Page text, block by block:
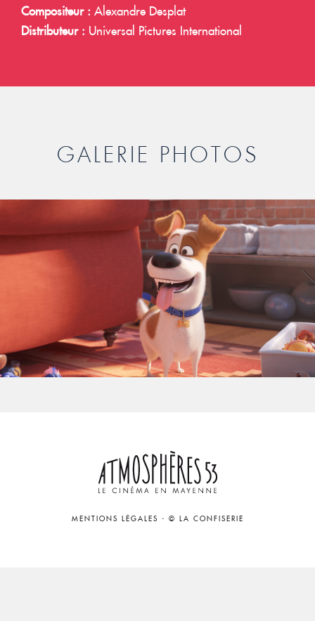
Compositeur : Alexandre Desplat
Distributeur : Universal Pictures International
GALERIE PHOTOS
MENTIONS LÉGALES - © LA CONFISERIE